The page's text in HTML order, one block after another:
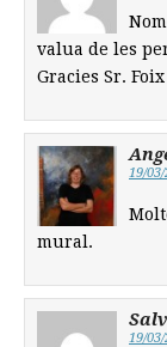
valua de les
Gracies Sr. Foix
19/
mural.
19/